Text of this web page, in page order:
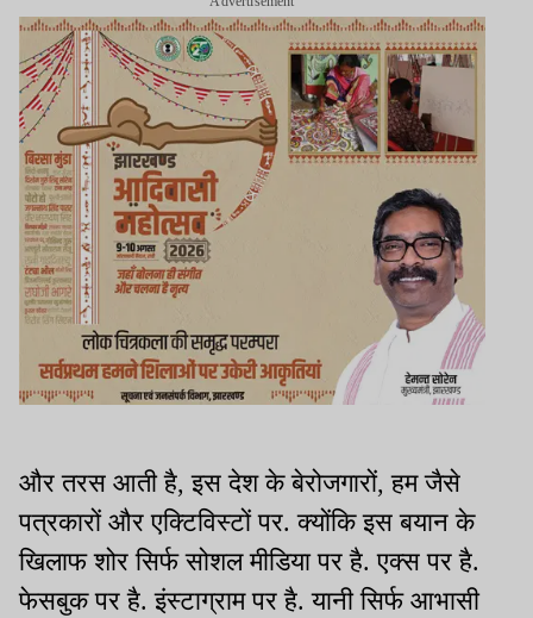
और तरस आती है, इस देश के बेरोजगारों, हम जैसे
पत्रकारों और एक्टिविस्टों पर. क्योंकि इस बयान के
खिलाफ शोर सिर्फ सोशल मीडिया पर है. एक्स पर है.
फेसबुक पर है. इंस्टाग्राम पर है. यानी सिर्फ आभासी